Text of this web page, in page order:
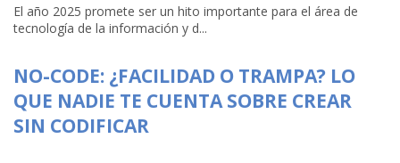
El año 2025 promete ser un hito importante para el área de
tecnología de la información y d...
NO-CODE: ¿FACILIDAD O TRAMPA? LO
QUE NADIE TE CUENTA SOBRE CREAR
SIN CODIFICAR